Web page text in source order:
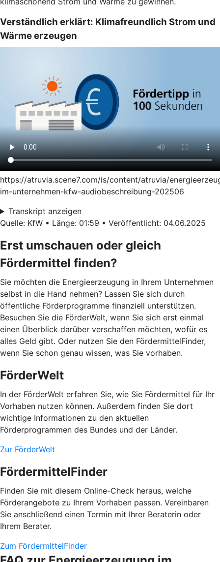
Verständlich erklärt: Klimafreundlich Strom und
Wärme erzeugen
https://atruvia.scene7.com/is/content/atruvia/
im-unternehmen-kfw-audiobeschreibung-202506
Transkript anzeigen
Quelle: KfW • Länge: 01:59 • Veröffentlicht: 04.06.2025
Erst umschauen oder gleich
Fördermittel finden?
Sie möchten die Energieerzeugung in Ihrem Unternehmen
selbst in die Hand nehmen? Lassen Sie sich durch
öffentliche Förderprogramme finanziell unterstützen.
Besuchen Sie die FörderWelt, wenn Sie sich erst einmal
einen Überblick darüber verschaffen möchten, wofür es
alles Geld gibt. Oder nutzen Sie den FördermittelFinder,
wenn Sie schon genau wissen, was Sie vorhaben.
FörderWelt
In der FörderWelt erfahren Sie, wie Sie Fördermittel für Ihr
Vorhaben nutzen können. Außerdem finden Sie dort
wichtige Informationen zu den aktuellen
Förderprogrammen des Bundes und der Länder.
Zur FörderWelt
FördermittelFinder
Finden Sie mit diesem Online-Check heraus, welche
Förderangebote zu Ihrem Vorhaben passen. Vereinbaren
Sie anschließend einen Termin mit Ihrer Beraterin oder
Ihrem Berater.
Zum FördermittelFinder